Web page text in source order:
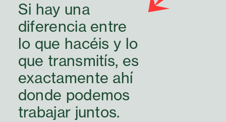
Si hay una
diferencia entre
lo que hacéis y lo
que transmitís, es
exactamente ahí
donde podemos
trabajar juntos.